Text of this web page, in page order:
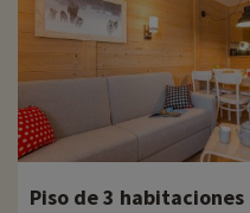
Piso de 3